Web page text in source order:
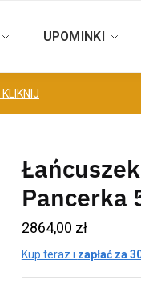
UPOMINKI
KLIKNIJ
Pancerka
2864,00 zł
Kup teraz i zapłać za